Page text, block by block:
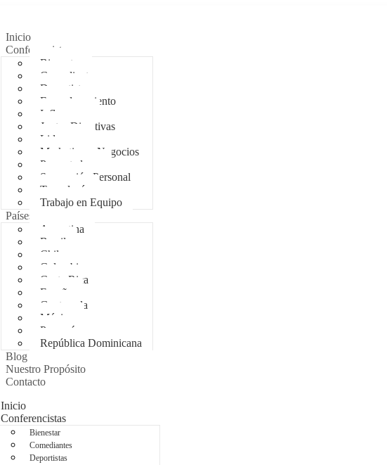
Inicio
Conferencistas
Bienestar
Comediantes
Deportistas
Empoderamiento
Influencers
Juntas Directivas
Liderazgo
Marketing y Negocios
Presentadores
Superación Personal
Tecnología
Trabajo en Equipo
Países
Argentina
Brasil
Chile
Colombia
Costa Rica
España
Guatemala
México
Panamá
República Dominicana
Blog
Nuestro Propósito
Contacto
Inicio
Conferencistas
Bienestar
Comediantes
Deportistas